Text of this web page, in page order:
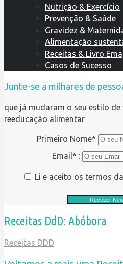
Nutrição & Exercício
Prevenção & Saúde
Gravidez &
Alimentação
Receitas & Livro
Casos de Sucesso
Junte-se a milhares de
que já mudaram o seu estilo de
reeducação alimentar
Primeiro Nome*
Email* :
Li e aceito os termos da
Receitas DdD: Abóbora
Receitas DDD